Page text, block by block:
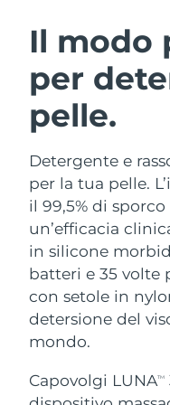
Il modo
per
pelle.
Detergente e
per la tua pelle.
il 99,5% di
un’efficacia
in silicone
batteri e 35 volte
con setole in
detersione del
mondo.
Capovolgi LUNATM
Detersione viso
Anti-
Idratazione
UFO™
Deep
UFO™
device
issa™
Hybrid
TRATTAMENTI
Anti-age
Austria
Bahrein
Belgio
Bermuda
Bosnia ed
Erzegovina
Brunei
Bulgaria
Canada
Cile